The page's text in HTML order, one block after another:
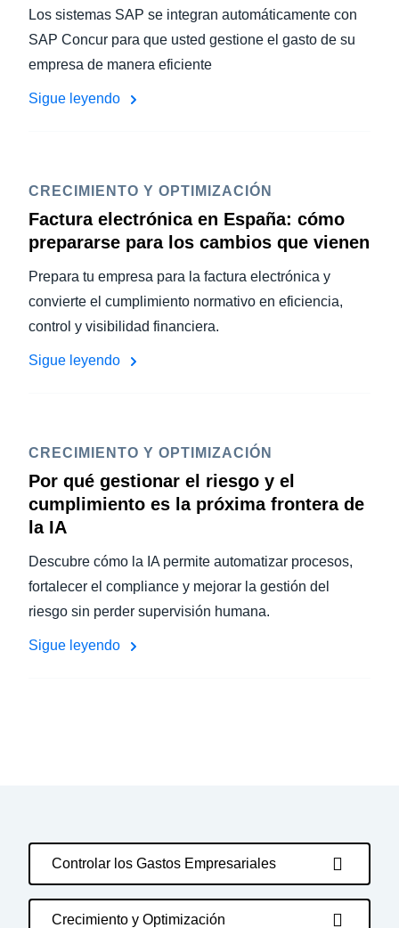
Los sistemas SAP se integran automáticamente con
SAP Concur para que usted gestione el gasto de su
empresa de manera eficiente
Sigue leyendo
CRECIMIENTO Y OPTIMIZACIÓN
Factura electrónica en España: cómo
prepararse para los cambios que vienen
Prepara tu empresa para la factura electrónica y
convierte el cumplimiento normativo en eficiencia,
control y visibilidad financiera.
Sigue leyendo
CRECIMIENTO Y OPTIMIZACIÓN
Por qué gestionar el riesgo y el
cumplimiento es la próxima frontera de
la IA
Descubre cómo la IA permite automatizar procesos,
fortalecer el compliance y mejorar la gestión del
riesgo sin perder supervisión humana.
Sigue leyendo
Controlar los Gastos Empresariales
Crecimiento y Optimización